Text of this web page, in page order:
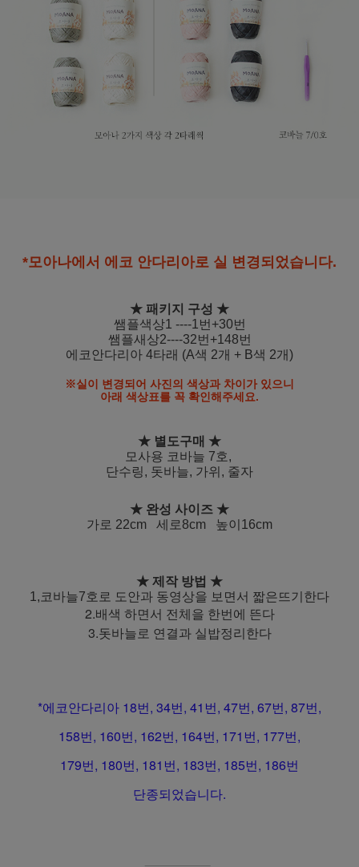
*모아나에서 에코 안다리아로 실 변경되었습니다.
★ 패키지 구성 ★
쌤플색상1 ----1번+30번
쌤플새상2----32번+148번
에코안다리아 4타래 (A색 2개 + B색 2개)
※실이 변경되어 사진의 색상과 차이가 있으니
아래 색상표를 꼭 확인해주세요.
★ 별도구매 ★
모사용 코바늘 7호,
단수링, 돗바늘, 가위, 줄자
★ 완성 사이즈 ★
가로 22cm 세로8cm 높이 16cm
★ 제작 방법 ★
1,코바늘7호로 도안과 동영상을 보면서 짧은뜨기한다
2.배색 하면서 전체을 한번에 뜬다
3.돗바늘로 연결과 실밥정리한다
*에코안다리아 18번, 34번, 41번, 47번, 67번, 87번,
158번, 160번, 162번, 164번, 171번, 177번,
179번, 180번, 181번, 183번, 185번, 186번
단종되었습니다.